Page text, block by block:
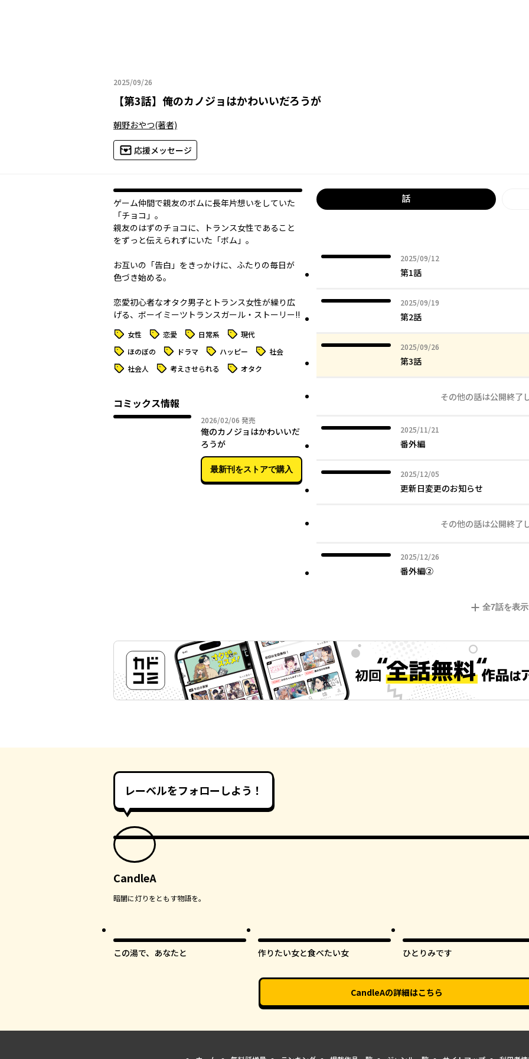
2025/09/26
2025年09月26日
【第3話】 俺のカノジョはかわいいだろうが
朝野おやつ(著者)
応援メッセージ
ゲーム仲間で親友のボムに長年片想いをしていた
「チョコ」。
親友のはずのチョコに、トランス女性であること
をずっと伝えられずにいた「ボム」。
お互いの「告白」をきっかけに、ふたりの毎日が
色づき始める。
恋愛初心者なオタク男子とトランス女性が繰り広
げる、ボーイミーツトランスガール・ストーリー!!
タグ 女性 タグ 恋愛 タグ 日常系 タグ 現代
タグ ほのぼの タグ ドラマ タグ ハッピー タグ 社会
タグ 社会人 タグ 考えさせられる タグ オタク
コミックス情報
2026/02/06 2026年02月06日
発売
俺のカノジョはかわいいだ
ろうが
最新刊をストアで購入
話
2025/09/12
2025年09月12日
第1話
2025/09/19
2025年09月19日
第2話
2025/09/26
2025年09月26日
第3話
その他の話は公開終了
2025/11/21
2025年11月21日
番外編
2025/12/05
2025年12月05日
更新日変更のお知らせ
その他の話は公開終了
2025/12/26
2025年12月26日
番外編②
全7話を表示
レーベルをフォローしよう！
CandleA
暗闇に灯りをともす物語を。
この湯で、あなたと 作りたい女と食べたい女 ひとりみです
CandleAの詳細はこちら